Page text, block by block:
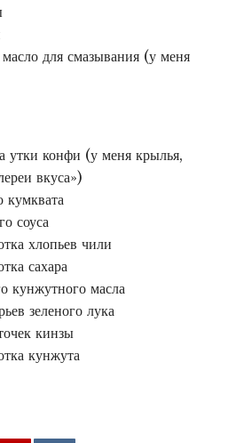
масло для смазывания (у меня
утки конфи (у меня крылья,
вкуса»)
кумквата
соуса
хлопьев чили
сахара
кунжутного масла
зеленого лука
кинзы
кунжута